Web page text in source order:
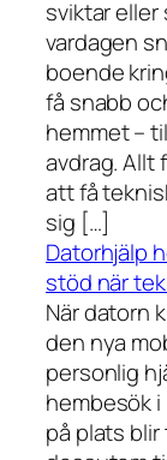
sviktar eller
vardagen
boende
få snabb
hemmet –
avdrag. Allt
att få
sig […]
Datorhjälp
stöd när
När datorn
den nya
personlig
hembesök
på plats